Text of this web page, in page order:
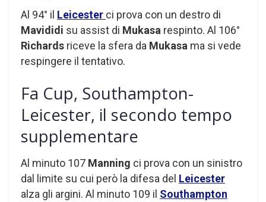
Al 94° il Leicester ci prova con un destro di
Mavididi su assist di Mukasa respinto. Al 106°
Richards riceve la sfera da Mukasa ma si vede
respingere il tentativo.
Fa Cup, Southampton-
Leicester, il secondo tempo
supplementare
Al minuto 107 Manning ci prova con un sinistro
dal limite su cui però la difesa del Leicester
alza gli argini. Al minuto 109 il Southampton